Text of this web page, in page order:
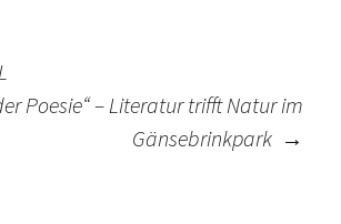
Poesie“ – Literatur trifft Natur im
Gänsebrinkpark →